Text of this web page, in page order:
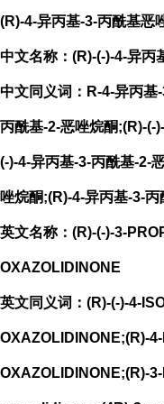
(R)-4-异丙基-3-丙酰基恶
中文名称：(R)-(-)-4-异丙
中文同义词：R-4-异丙基
丙酰基-2-恶唑烷酮;(R)-(-
(-)-4-异丙基-3-丙酰基-2-
唑烷酮;(R)-4-异丙基-3-丙
英文名称：(R)-(-)-3-
OXAZOLIDINONE
英文同义词：(R)-(-)-4-
OXAZOLIDINONE;(R)-
OXAZOLIDINONE;(R)-